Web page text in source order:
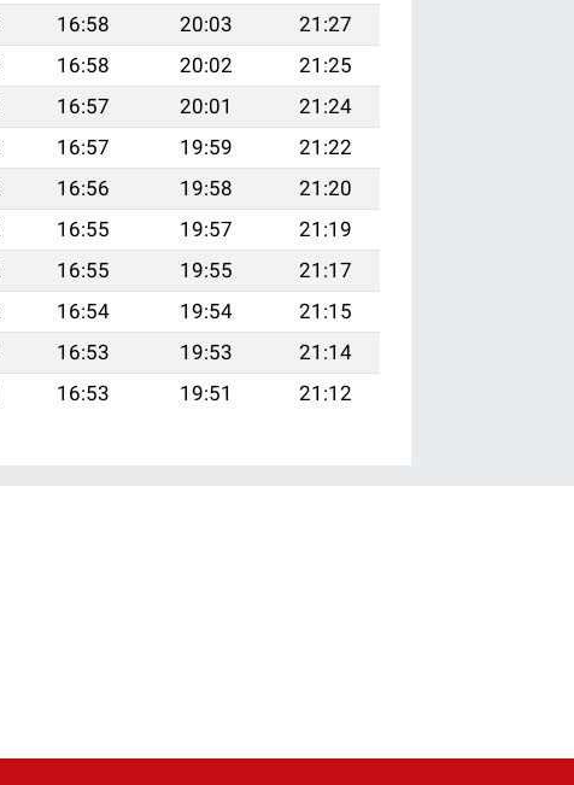
16:58 20:03
21:27
16:58 20:02
21:25
16:57 20:01
21:24
16:57 19:59
21:22
16:56 19:58
21:20
16:55 19:57
21:19
16:55 19:55
21:17
16:54 19:54
21:15
16:53 19:53
21:14
16:53 19:51 21:12